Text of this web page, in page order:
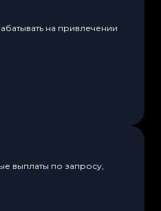
на привлечении
выплаты по запросу,